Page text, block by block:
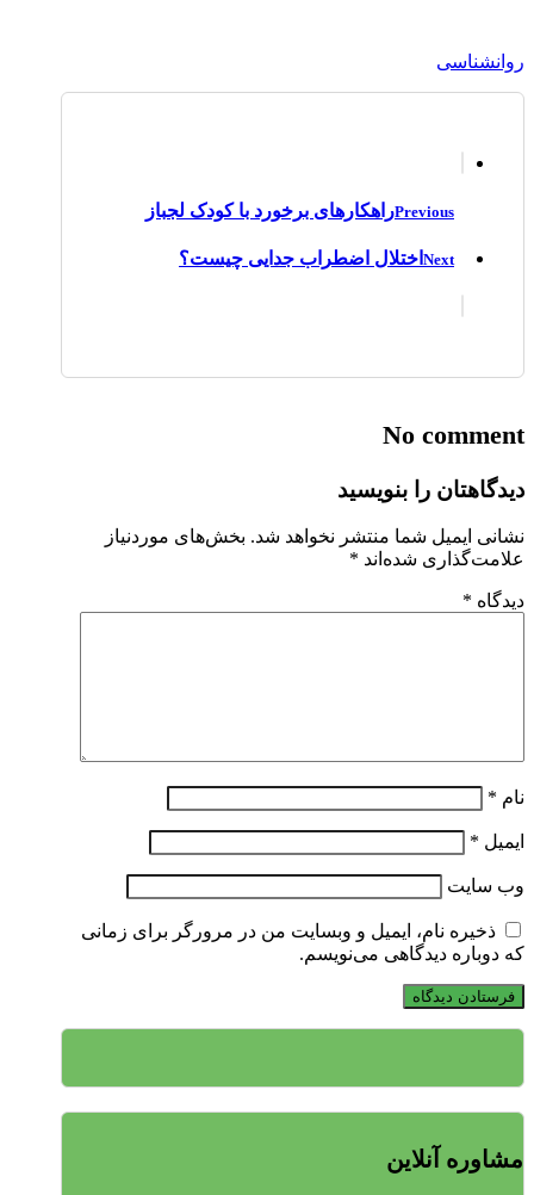
روانشناسی
Previousراهکارهای برخورد با کودک لجباز
Next اختلال اضطراب جدایی چیست؟
No comment
دیدگاهتان را بنویسید
نشانی ایمیل شما منتشر نخواهد شد. بخش‌های موردنیاز
علامت‌گذاری شده‌اند *
دیدگاه *
نام *
ایمیل *
وب‌ سایت
ذخیره نام، ایمیل و وبسایت من در مرورگر برای زمانی
که دوباره دیدگاهی می‌نویسم.
مشاوره آنلاین